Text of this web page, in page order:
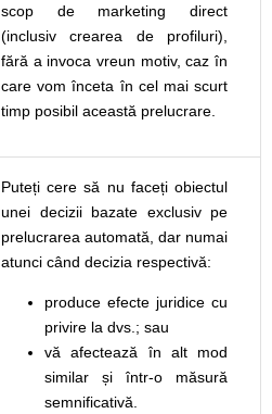
scop de marketing direct
(inclusiv crearea de profiluri),
fără a invoca vreun motiv, caz în
care vom înceta în cel mai scurt
timp posibil această prelucrare.
Puteți cere să nu faceți obiectul
unei decizii bazate exclusiv pe
prelucrarea automată, dar numai
atunci când decizia respectivă:
produce efecte juridice cu
privire la dvs.; sau
vă afectează în alt mod
similar și într-o măsură
semnificativă.